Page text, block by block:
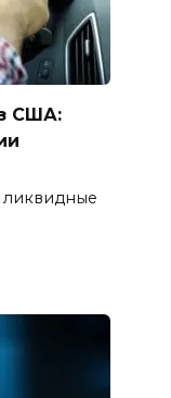
США:
ликвидные